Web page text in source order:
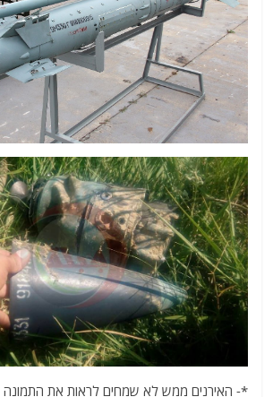
*- האירנים ממש לא שמחים לראות את התמונה